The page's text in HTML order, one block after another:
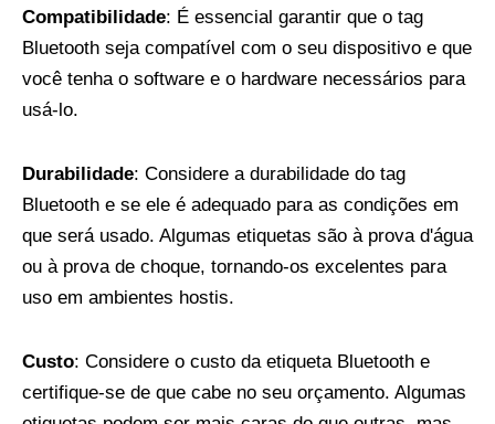
Compatibilidade: É essencial garantir que o tag
Bluetooth seja compatível com o seu dispositivo e que
você tenha o software e o hardware necessários para
usá-lo.
Durabilidade: Considere a durabilidade do tag
Bluetooth e se ele é adequado para as condições em
que será usado. Algumas etiquetas são à prova d'água
ou à prova de choque, tornando-os excelentes para
uso em ambientes hostis.
Custo: Considere o custo da etiqueta Bluetooth e
certifique-se de que cabe no seu orçamento. Algumas